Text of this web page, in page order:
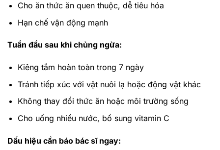
Cho ăn thức ăn quen thuộc, dễ tiêu hóa
Hạn chế vận động mạnh
Tuần đầu sau khi chủng ngừa:
Kiêng tắm hoàn toàn trong 7 ngày
Tránh tiếp xúc với vật nuôi lạ hoặc động vật khác
Không thay đổi thức ăn hoặc môi trường sống
Cho uống nhiều nước, bổ sung vitamin C
Dấu hiệu cần báo bác sĩ ngay: